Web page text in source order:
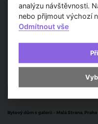
Bytový dům s galerií – Malá Strana,
analýzu návštěvnosti.
nebo přijmout výchozí
Odmítnout vše